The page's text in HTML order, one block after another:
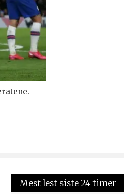
Mest lest siste 24 timer